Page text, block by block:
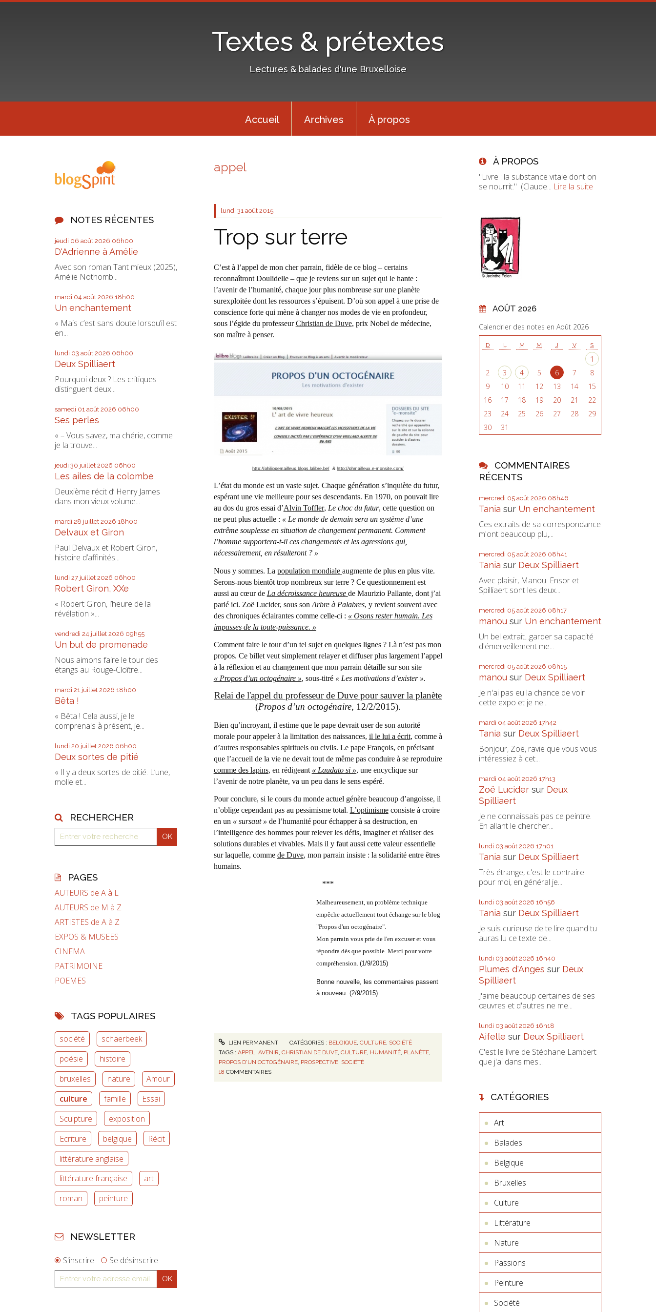
Textes & prétextes
Lectures & balades d'une Bruxelloise
Accueil Archives À propos
NOTES RÉCENTES
jeudi 06 août 2026 06h00
D'Adrienne à Amélie
Avec son roman Tant mieux (2025),
Amélie Nothomb...
mardi 04 août 2026 18h00
Un enchantement
« Mais c’est sans doute lorsqu’il est
en...
lundi 03 août 2026 06h00
Deux Spilliaert
Pourquoi deux ? Les critiques
distinguent deux...
samedi 01 août 2026 06h00
Ses perles
« – Vous savez, ma chérie, comme
je la trouve...
jeudi 30 juillet 2026 06h00
Les ailes de la colombe
Deuxième récit d’ Henry James
dans mon vieux volume...
mardi 28 juillet 2026 18h00
Delvaux et Giron
Paul Delvaux et Robert Giron,
histoire d’affinités...
lundi 27 juillet 2026 06h00
Robert Giron, XXe
« Robert Giron, l’heure de la
révélation »...
vendredi 24 juillet 2026 09h55
Un but de promenade
Nous aimons faire le tour des
étangs au Rouge-Cloître...
mardi 21 juillet 2026 18h00
Bêta !
« Bêta ! Cela aussi, je le
comprenais à présent, je...
lundi 20 juillet 2026 06h00
Deux sortes de pitié
« Il y a deux sortes de pitié. L’une,
molle et...
RECHERCHER
PAGES
AUTEURS de A à L
AUTEURS de M à Z
ARTISTES de A à Z
EXPOS & MUSEES
CINEMA
PATRIMOINE
POEMES
TAGS POPULAIRES
société
schaerbeek
poésie
histoire
bruxelles
nature
Amour
culture
famille
Essai
Sculpture
exposition
Ecriture
belgique
Récit
littérature anglaise
littérature française
art
roman
peinture
NEWSLETTER
S'inscrire Se désinscrire
appel
lundi 31 août 2015
Trop sur terre
C’est à l’appel de mon cher parrain, fidèle de ce blog – certains
reconnaîtront Doulidelle – que je reviens sur un sujet qui le hante :
l’avenir de l’humanité, chaque jour plus nombreuse sur une planète
surexploitée dont les ressources s’épuisent. D’où son appel à une prise de
conscience forte qui mène à changer nos modes de vie en profondeur,
sous l’égide du professeurChristian de Duve, prix Nobel de médecine,
son maître à penser.
http://philippemailleux.blogs.lalibre.be/& http://phmailleux.e-monsite.com/
L’état du monde est un vaste sujet. Chaque génération s’inquiète du futur,
espérant une vie meilleure pour ses descendants. En 1970, on pouvait lire
au dos du gros essai d’Alvin Toffler, Le choc du futur, cette question on
ne peut plus actuelle : « Le monde de demain sera un système d’une
extrême souplesse en situation de changement permanent. Comment
l’homme supportera-t-il ces changements et les agressions qui,
nécessairement, en résulteront ? »
Nous y sommes. La population mondiale augmente de plus en plus vite.
Serons-nous bientôt trop nombreux sur terre ? Ce questionnement est
aussi au cœur de La décroissance heureuse de Maurizio Pallante, dont j’ai
parlé ici. Zoë Lucider, sous son Arbre à Palabres, y revient souvent avec
des chroniques éclairantes comme celle-ci : « Osons rester humain. Les
impasses de la toute-puissance. »
Comment faire le tour d’un tel sujet en quelques lignes ? Là n’est pas mon
propos. Ce billet veut simplement relayer et diffuser plus largement l’appel
à la réflexion et au changement que mon parrain détaille sur son site
« Propos d’un octogénaire », sous-titré « Les motivations d’exister ».
Relai de l'appel du professeur de Duve pour sauver la planète
(Propos d’un octogénaire, 12/2/2015).
Bien qu’incroyant, il estime que le pape devrait user de son autorité
morale pour appeler à la limitation des naissances, il le lui a écrit, comme à
d’autres responsables spirituels ou civils. Le pape François, en précisant
que l’accueil de la vie ne devait tout de même pas conduire à se reproduire
comme des lapins, en rédigeant « Laudato si », une encyclique sur
l’avenir de notre planète, va un peu dans le sens espéré.
Pour conclure, si le cours du monde actuel génère beaucoup d’angoisse, il
n’oblige cependant pas au pessimisme total. L’optimismeconsiste à croire
en un « sursaut » de l’humanité pour échapper à sa destruction, en
l’intelligence des hommes pour relever les défis, imaginer et réaliser des
solutions durables et vivables. Mais il y faut aussi cette valeur essentielle
sur laquelle, comme de Duve, mon parrain insiste : la solidarité entre êtres
humains.
***
Malheureusement, un problème technique
empêche actuellement tout échange sur le blog
"Propos d'un octogénaire".
Mon parrain vous prie de l'en excuser et vous
répondra dès que possible. Merci pour votre
compréhension. (1/9/2015)
Bonne nouvelle, les commentaires passent
à nouveau. (2/9/2015)
LIEN PERMANENT CATÉGORIES : BELGIQUE,CULTURE, SOCIÉTÉ
TAGS : APPEL, AVENIR, CHRISTIAN DE DUVE, CULTURE, HUMANITÉ, PLANÈTE,
PROPOS D'UN OCTOGÉNAIRE, PROSPECTIVE, SOCIÉTÉ
18 COMMENTAIRES
À PROPOS
"Livre : la substance vitale dont on
se nourrit." (Claude... Lire la suite
AOÛT 2026
Calendrier des notes en Août 2026
D L M M J V S
1
2
3 4 5 6 7
8
9
10 11 12 13 14
15
16
17 18 19 20 21
22
23
24 25 26 27 28
29
30
31
COMMENTAIRES
RÉCENTS
mercredi 05 août 2026 08h46
Tania sur Un enchantement
Ces extraits de sa correspondance
m'ont beaucoup plu,...
mercredi 05 août 2026 08h41
Tania sur Deux Spilliaert
Avec plaisir, Manou. Ensor et
Spilliaert sont les deux...
mercredi 05 août 2026 08h17
manousur Un enchantement
Un bel extrait...garder sa capacité
d'émerveillement me...
mercredi 05 août 2026 08h15
manousur Deux Spilliaert
Je n'ai pas eu la chance de voir
cette expo et je ne...
mardi 04 août 2026 17h42
Tania sur Deux Spilliaert
Bonjour, Zoë, ravie que vous vous
intéressiez à cet...
mardi 04 août 2026 17h13
Zoë Lucidersur Deux
Spilliaert
Je ne connaissais pas ce peintre.
En allant le chercher...
lundi 03 août 2026 17h01
Tania sur Deux Spilliaert
Très étrange, c'est le contraire
pour moi, en général je...
lundi 03 août 2026 16h56
Tania sur Deux Spilliaert
Je suis curieuse de te lire quand tu
auras lu ce texte de...
lundi 03 août 2026 16h40
Plumes d'Anges sur Deux
Spilliaert
J'aime beaucoup certaines de ses
œuvres et d'autres ne me...
lundi 03 août 2026 16h18
Aifelle sur Deux Spilliaert
C'est le livre de Stéphane Lambert
que j'ai dans mes...
CATÉGORIES
Art
Balades
Belgique
Bruxelles
Culture
Littérature
Nature
Passions
Peinture
Société